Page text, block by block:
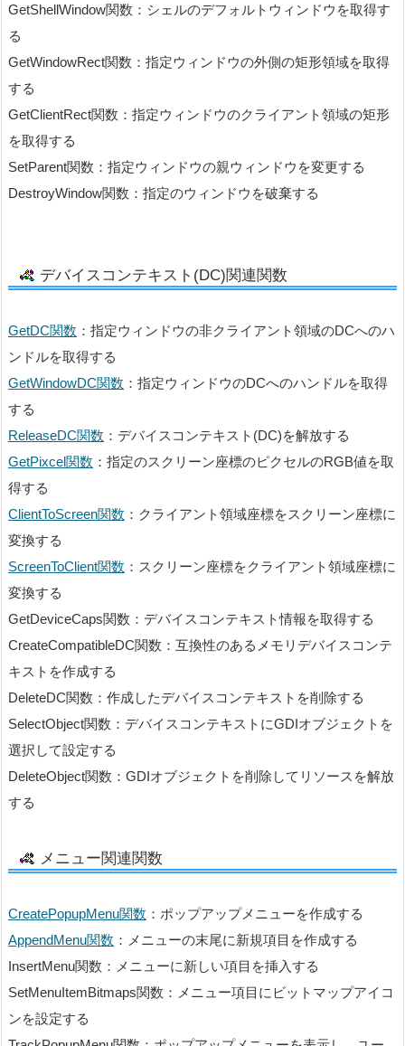
GetShellWindow関数：シェルのデフォルトウィンドウを取得す
る
GetWindowRect関数：指定ウィンドウの外側の矩形領域を取得
する
GetClientRect関数：指定ウィンドウのクライアント領域の矩形
を取得する
SetParent関数：指定ウィンドウの親ウィンドウを変更する
DestroyWindow関数：指定のウィンドウを破棄する
デバイスコンテキスト(DC)関連関数
GetDC関数 ：指定ウィンドウの非クライアント領域のDCへのハ
ンドルを取得する
GetWindowDC関数 ：指定ウィンドウのDCへのハンドルを取得
する
ReleaseDC関数 ：デバイスコンテキスト(DC)を解放する
GetPixcel関数 ：指定のスクリーン座標のピクセルのRGB値を取
得する
ClientToScreen関数 ：クライアント領域座標をスクリーン座標に
変換する
ScreenToClient関数 ：スクリーン座標をクライアント領域座標に
変換する
GetDeviceCaps関数：デバイスコンテキスト情報を取得する
CreateCompatibleDC関数：互換性のあるメモリデバイスコンテ
キストを作成する
DeleteDC関数：作成したデバイスコンテキストを削除する
SelectObject関数：デバイスコンテキストにGDIオブジェクトを
選択して設定する
DeleteObject関数：GDIオブジェクトを削除してリソースを解放
する
メニュー関連関数
CreatePopupMenu関数 ：ポップアップメニューを作成する
AppendMenu関数 ：メニューの末尾に新規項目を作成する
InsertMenu関数：メニューに新しい項目を挿入する
SetMenuItemBitmaps関数：メニュー項目にビットマップアイコ
ンを設定する